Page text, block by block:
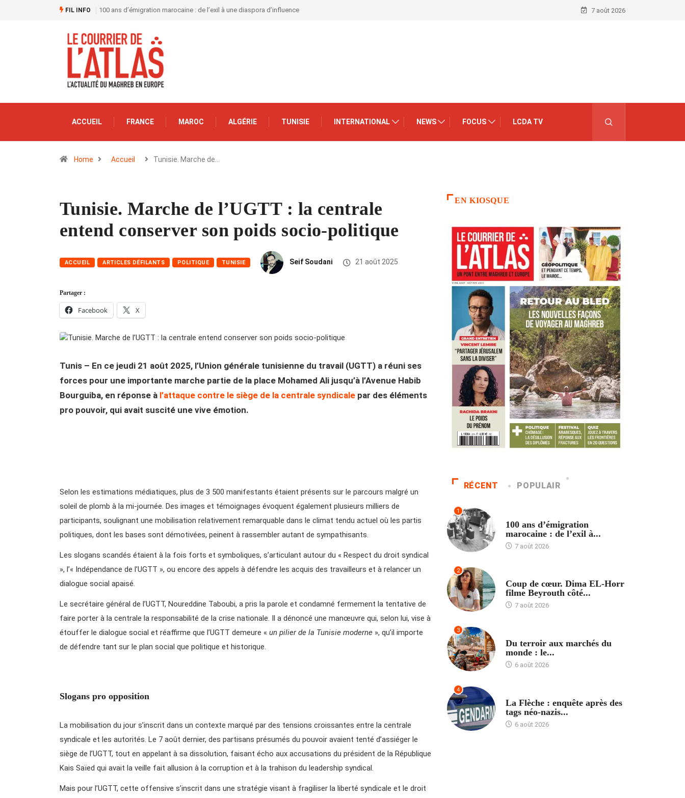
FIL INFO 100 ans d’émigration marocaine : de l’exil à une diaspora d’influence 7 août 2026
ACCUEIL FRANCE MAROC ALGÉRIE TUNISIE INTERNATIONAL NEWS FOCUS LCDA TV
Home Accueil Tunisie. Marche de…
Tunisie. Marche de l’UGTT : la centrale
entend conserver son poids socio-politique
ACCUEIL ARTICLES DÉFILANTS POLITIQUE TUNISIE Seif Soudani 21 août 2025
Partager :
Facebook X
Tunis – En ce jeudi 21 août 2025, l’Union générale tunisienne du travail (UGTT) a réuni ses
forces pour une importante marche partie de la place Mohamed Ali jusqu’à l’Avenue Habib
Bourguiba, en réponse à l’attaque contre le siège de la centrale syndicale par des éléments
pro pouvoir, qui avait suscité une vive émotion.
Selon les estimations médiatiques, plus de 3 500 manifestants étaient présents sur le parcours malgré un
soleil de plomb à la mi-journée. Des images et témoignages évoquent également plusieurs milliers de
participants, soulignant une mobilisation relativement remarquable dans le climat tendu actuel où les partis
politiques, dont les bases sont démotivées, peinent à rassembler autant de sympathisants.
Les slogans scandés étaient à la fois forts et symboliques, s’articulant autour du « Respect du droit syndical
», l’« Indépendance de l’UGTT », ou encore des appels à défendre les acquis des travailleurs et à relancer un
dialogue social apaisé.
Le secrétaire général de l’UGTT, Noureddine Taboubi, a pris la parole et condamné fermement la tentative de
faire porter à la centrale la responsabilité de la crise nationale. Il a dénoncé une manœuvre qui, selon lui, vise à
étouffer le dialogue social et réaffirme que l’UGTT demeure « un pilier de la Tunisie moderne », qu’il importe
de défendre tant sur le plan social que politique et historique.
Slogans pro opposition
La mobilisation du jour s’inscrit dans un contexte marqué par des tensions croissantes entre la centrale
syndicale et les autorités. Le 7 août dernier, des partisans présumés du pouvoir avaient tenté d’assiéger le
siège de l’UGTT, tout en appelant à sa dissolution, faisant écho aux accusations du président de la République
Kais Saïed qui avait la veille fait allusion à la corruption et à la trahison du leadership syndical.
Mais pour l’UGTT, cette offensive s’inscrit dans une stratégie visant à fragiliser la liberté syndicale et le droit
EN KIOSQUE
RÉCENT POPULAIR
1
100 ans d’émigration
marocaine : de l’exil à...
7 août 2026
2
Coup de cœur. Dima EL-Horr
filme Beyrouth côté...
7 août 2026
3
Du terroir aux marchés du
monde : le...
6 août 2026
4
La Flèche : enquête après des
tags néo-nazis...
6 août 2026